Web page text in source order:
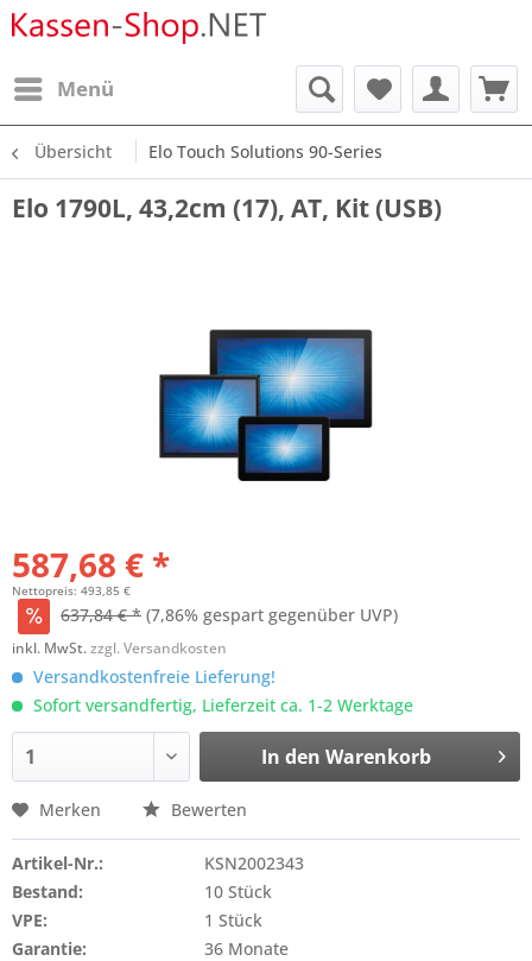
Menü
Übersicht Elo Touch Solutions 90-Series
Elo 1790L, 43,2cm (17), AT, Kit (USB)
587,68 € *
Nettopreis: 493,85 €
637,84 € * (7,86% gespart gegenüber UVP)
inkl. MwSt.zzgl. Versandkosten
Versandkostenfreie Lieferung!
Sofort versandfertig, Lieferzeit ca. 1-2 Werktage
In den Warenkorb
Merken Bewerten
Artikel-Nr.:
KSN2002343
Bestand:
10 Stück
VPE:
1 Stück
Garantie:
36 Monate